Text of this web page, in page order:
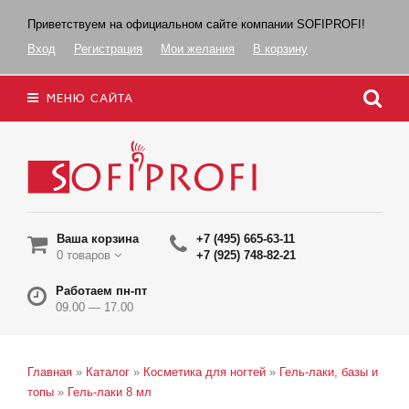
Приветствуем на официальном сайте компании SOFIPROFI!
Вход
Регистрация Мои желания В корзину
МЕНЮ САЙТА
Ваша корзина
0 товаров
+7 (495) 665-63-11
+7 (925) 748-82-21
Работаем пн-пт
09.00 — 17.00
Главная » Каталог » Косметика для ногтей » Гель-лаки, базы и
топы » Гель-лаки 8 мл